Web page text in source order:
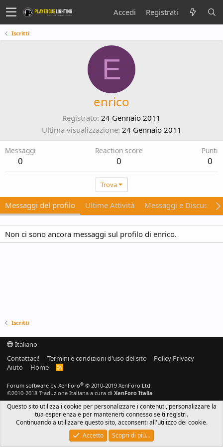
Accedi Registrati
Iscritti
E
enrico
Registrato 24 Gennaio 2011
Ultima visualizzazione 24 Gennaio 2011
Messaggi
0
Reaction score
0
Punti
0
Trova
Messaggi del profilo Ultime Attività Messaggi e
Non ci sono ancora messaggi sul profilo di enrico.
Iscritti
Italiano
Contattaci!
Termini e condizioni d'uso del sito
Policy Privacy
Aiuto
Home
R
Forum software by XenForo® © 2010-2019 XenForo Ltd.
©2010-2018 Traduzione Italiana a cura di XenForo Italia
Questo sito utilizza i cookie per personalizzare i contenuti, personalizzare la
tua esperienza e per mantenerti connesso se ti registri.
Continuando a utilizzare questo sito, acconsenti all'utilizzo dei cookie.
Accetto
Scopri di più…